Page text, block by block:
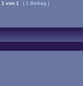
1 von 1
[ 1 Beitrag ]